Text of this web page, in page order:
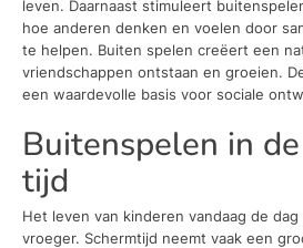
leven. Daarnaast stimuleert
hoe anderen denken en voelen door
te helpen. Buiten spelen creëert een
vriendschappen ontstaan en groeien.
een waardevolle basis voor sociale
Buitenspelen in
tijd
Het leven van kinderen vandaag de
vroeger. Schermtijd neemt vaak een